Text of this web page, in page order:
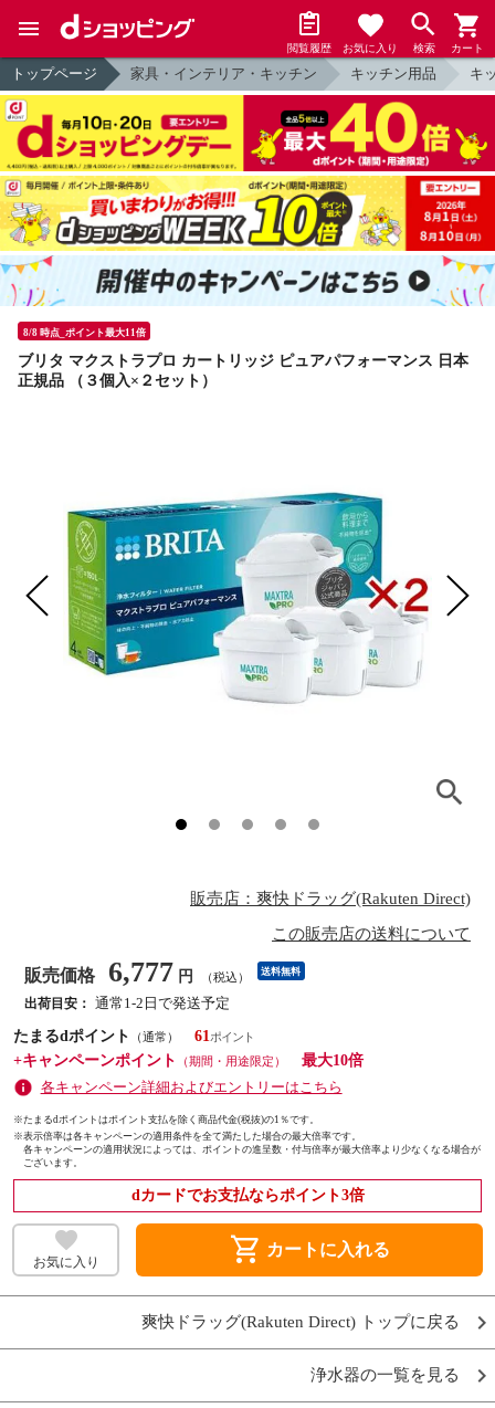
閲覧履歴 お気に入り 検索 カート
トップページ 家具・インテリア・キッチン キッチン用品 キ
8/8 時点_ポイント最大11倍
ブリタ マクストラプロ カートリッジ ピュアパフォーマンス 日本
正規品 （３個入×２セット）
販売店：爽快ドラッグ(Rakuten Direct)
この販売店の送料について
販売価格 6,777 円 （税込） 送料無料
出荷目安： 通常1-2日で発送予定
たまるdポイント
（通常）
61
+キャンペーンポイント
（期間・用途限定）
最大10倍
各キャンペーン詳細およびエントリーはこちら
※たまるdポイントはポイント支払を除く商品代金(税抜)の1％です。
※表示倍率は各キャンペーンの適用条件を全て満たした場合の最大倍率です。
各キャンペーンの適用状況によっては、ポイントの進呈数・付与倍率が最大倍率より少なくなる場合が
ございます。
dカードでお支払ならポイント3倍
お気に入り shopping_cart カートに入れる
爽快ドラッグ(Rakuten Direct) トップに戻る
浄水器の一覧を見る